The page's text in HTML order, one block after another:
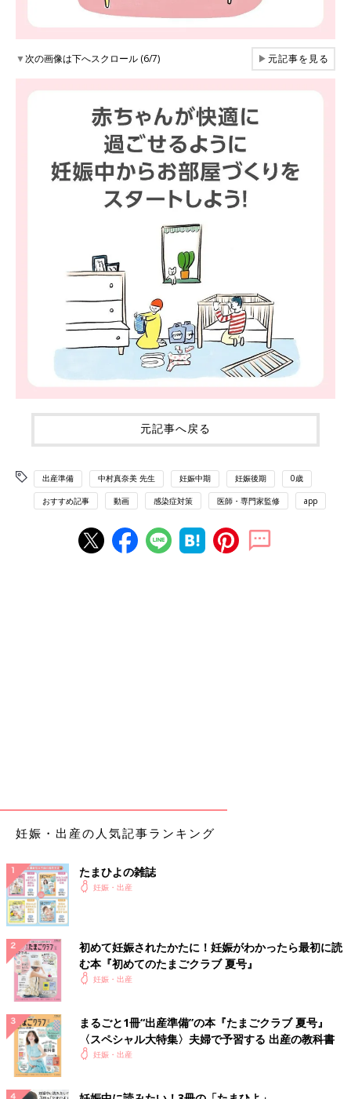
▼次の画像は下へスクロール (6/7) ▶元記事を見る
元記事へ戻る
出産準備 中村真奈美 先生 妊娠中期 妊娠後期 0歳
おすすめ記事 動画 感染症対策 医師・専門家監修 app
妊娠・出産の人気記事ランキング
たまひよの雑誌
妊娠・出産
初めて妊娠されたかたに！妊娠がわかったら最初に読
む本『初めてのたまごクラブ 夏号』
妊娠・出産
まるごと1冊“出産準備”の本『たまごクラブ 夏号』
〈スペシャル大特集〉夫婦で予習する 出産の教科書
妊娠・出産